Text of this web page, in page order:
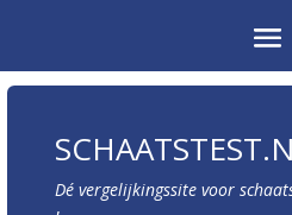
Dé vergelijkingssite voor